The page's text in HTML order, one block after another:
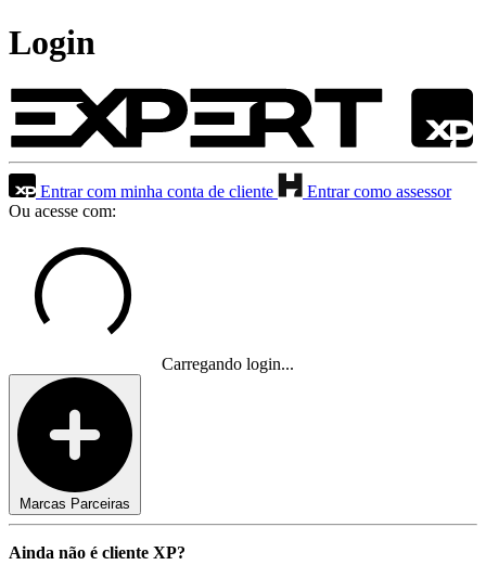
Login
Entrar com minha conta de cliente
Entrar como assessor
Ou acesse com:
Carregando login...
Marcas Parceiras
Ainda não é cliente XP?